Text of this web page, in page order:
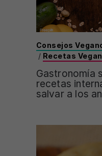
Consejos
/ Recetas
Gastronomía
recetas
salvar a los